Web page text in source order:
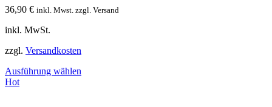
36,90 € inkl. Mwst. zzgl. Versand
inkl. MwSt.
zzgl. Versandkosten
Ausführung wählen
Hot